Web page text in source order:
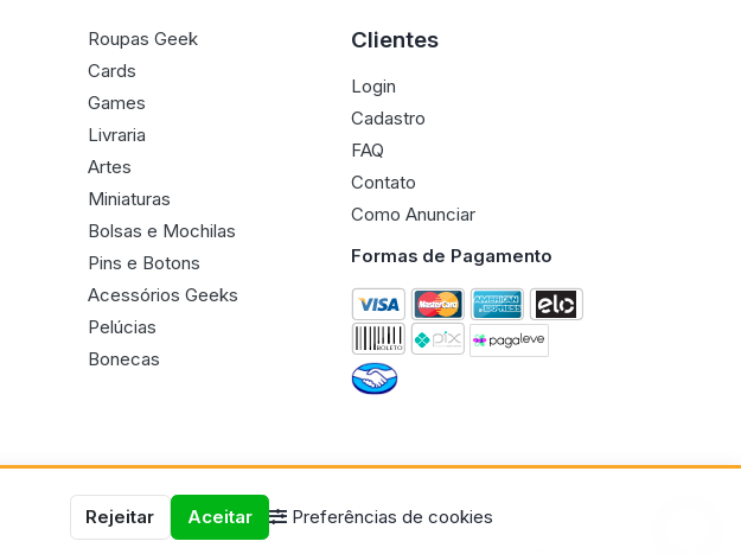
Rejeitar Aceitar Preferências de cookies
Roupas Geek
Cards
Games
Livraria
Artes
Miniaturas
Bolsas e Mochilas
Pins e Botons
Acessórios Geeks
Pelúcias
Bonecas
Clientes
Login
Cadastro
FAQ
Contato
Como Anunciar
Formas de Pagamento